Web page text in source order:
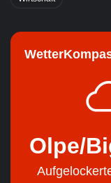
Olpe/